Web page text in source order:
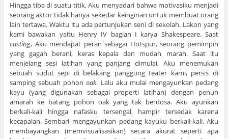
Hingga tiba di suatu titik, Aku menyadari bahwa motivasiku menjadi
seorang aktor tidak hanya sekedar keinginan untuk membuat orang
lain tertawa. Waktu itu ada pertunjukan seni di sekolah. Lakon yang
kami bawakan yaitu Henry IV bagian I karya Shakespeare. Saat
casting, Aku mendapat peran sebagai Hotspur, seorang pemimpin
yang gagah berani, keras kepala dan mudah marah. Saat itu
menjelang sesi latihan yang panjang dimulai, Aku menemukan
sebuah sudut sepi di belakang panggung teater kami, persis di
samping sebuah pohonoak. Lalu aku mulai mengayunkan pedang
kayu (yang digunakan sebagai properti latihan) dengan penuh
amarah ke batang pohon oak yang tak berdosa. Aku ayunkan
berkali-kali hingga nafasku tersengal, hampir tersedak karena
kecapaian. Sembari mengayunkan pedang kayuku berkali-kali, Aku
membayangkan (memvisualisasikan) secara akurat seperti apa